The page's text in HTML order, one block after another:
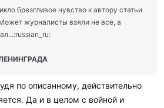
брезгливое чувство к автору статьи
журналисты взяли не все, а
по описанному, действительно
Да и в целом с войной и